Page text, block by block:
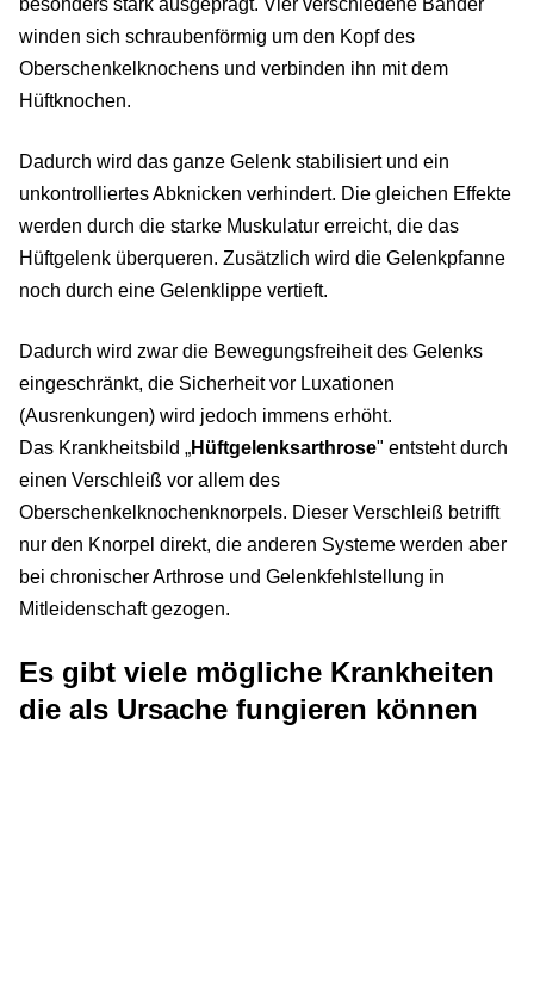
winden sich schraubenförmig um den Kopf des
Oberschenkelknochens und verbinden ihn mit dem
Hüftknochen.
Dadurch wird das ganze Gelenk stabilisiert und ein
unkontrolliertes Abknicken verhindert. Die gleichen Effekte
werden durch die starke Muskulatur erreicht, die das
Hüftgelenk überqueren. Zusätzlich wird die Gelenkpfanne
noch durch eine Gelenklippe vertieft.
Dadurch wird zwar die Bewegungsfreiheit des Gelenks
eingeschränkt, die Sicherheit vor Luxationen
(Ausrenkungen) wird jedoch immens erhöht.
Das Krankheitsbild „Hüftgelenksarthrose" entsteht durch
einen Verschleiß vor allem des
Oberschenkelknochenknorpels. Dieser Verschleiß betrifft
nur den Knorpel direkt, die anderen Systeme werden aber
bei chronischer Arthrose und Gelenkfehlstellung in
Mitleidenschaft gezogen.
Es gibt viele mögliche Krankheiten
die als Ursache fungieren können